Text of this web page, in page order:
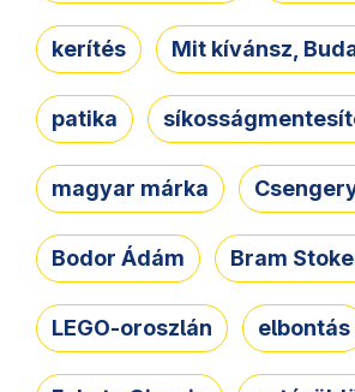
kerítés Mit kívánsz,
patika
magyar márka
Bodor Ádám Bram
LEGO-oroszlán elbontás